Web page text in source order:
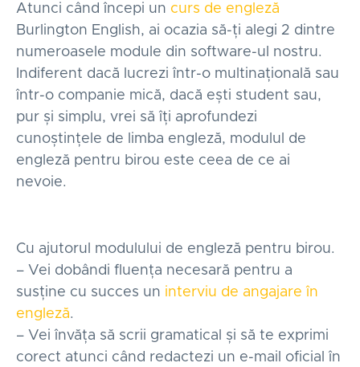
Atunci când începi un curs de engleză
Burlington English, ai ocazia să-ți alegi 2 dintre
numeroasele module din software-ul nostru.
Indiferent dacă lucrezi într-o multinațională sau
într-o companie mică, dacă ești student sau,
pur și simplu, vrei să îți aprofundezi
cunoștințele de limba engleză, modulul de
engleză pentru birou este ceea de ce ai
nevoie.
Cu ajutorul modulului de engleză pentru birou.
– Vei dobândi fluența necesară pentru a
susține cu succes un interviu de angajare în
engleză.
– Vei învăța să scrii gramatical și să te exprimi
corect atunci când redactezi un e-mail oficial în